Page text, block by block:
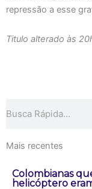
repressão a esse
Titulo alterado às
Mais recentes
Colombianas
helicóptero